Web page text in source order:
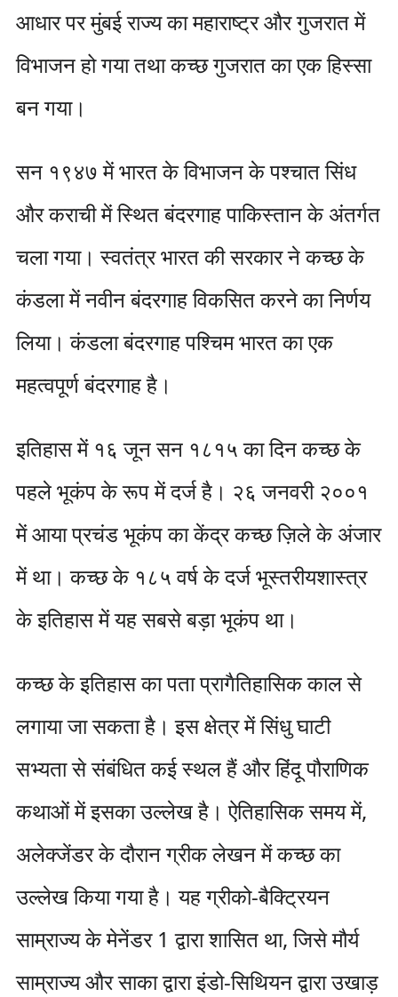
आधार पर मुंबई राज्य का महाराष्ट्र और गुजरात में
विभाजन हो गया तथा कच्छ गुजरात का एक हिस्सा
बन गया।
सन १९४७ में भारत के विभाजन के पश्चात सिंध
और कराची में स्थित बंदरगाह पाकिस्तान के अंतर्गत
चला गया। स्वतंत्र भारत की सरकार ने कच्छ के
कंडला में नवीन बंदरगाह विकसित करने का निर्णय
लिया। कंडला बंदरगाह पश्चिम भारत का एक
महत्वपूर्ण बंदरगाह है।
इतिहास में १६ जून सन १८१५ का दिन कच्छ के
पहले भूकंप के रूप में दर्ज है। २६ जनवरी २००१
में आया प्रचंड भूकंप का केंद्र कच्छ ज़िले के अंजार
में था। कच्छ के १८५ वर्ष के दर्ज भूस्तरीयशास्त्र
के इतिहास में यह सबसे बड़ा भूकंप था।
कच्छ के इतिहास का पता प्रागैतिहासिक काल से
लगाया जा सकता है। इस क्षेत्र में सिंधु घाटी
सभ्यता से संबंधित कई स्थल हैं और हिंदू पौराणिक
कथाओं में इसका उल्लेख है। ऐतिहासिक समय में,
अलेक्जेंडर के दौरान ग्रीक लेखन में कच्छ का
उल्लेख किया गया है। यह ग्रीको-बैक्ट्रियन
साम्राज्य के मेनेंडर 1 द्वारा शासित था, जिसे मौर्य
साम्राज्य और साका द्वारा इंडो-सिथियन द्वारा उखाड़